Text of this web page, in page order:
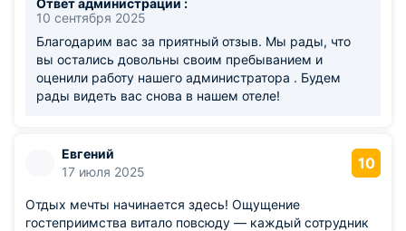
Ответ администрации :
10 сентября 2025
Благодарим вас за приятный отзыв. Мы рады, что
вы остались довольны своим пребыванием и
оценили работу нашего администратора . Будем
рады видеть вас снова в нашем отеле!
Евгений
17 июля 2025
10
Отдых мечты начинается здесь! Ощущение
гостеприимства витало повсюду — каждый сотрудник